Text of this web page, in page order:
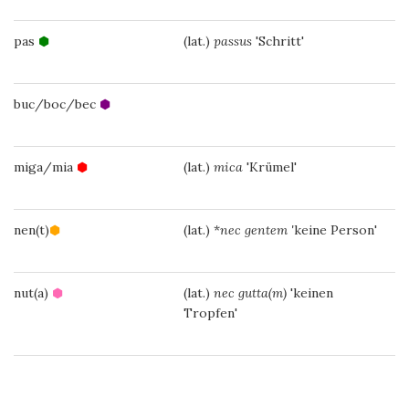
pas ⬢ (lat.) passus 'Schritt'
buc/boc/bec ⬢
miga/mia ⬢ (lat.) mica 'Krümel'
nen(t)⬢ (lat.) *nec gentem 'keine Person'
nut(a) ⬢ (lat.) nec gutta(m) 'keinen
Tropfen'